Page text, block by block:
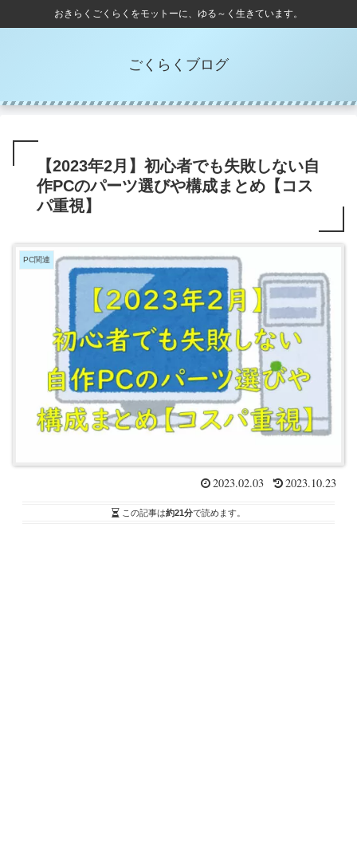
おきらくごくらくをモットーに、ゆる～く生きています。
ごくらくブログ
【2023年2月】初心者でも失敗しない自
作PCのパーツ選びや構成まとめ【コス
パ重視】
PC関連
2023.02.03 2023.10.23
この記事は約21分で読めます。